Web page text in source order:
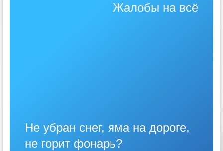
Жалобы на всё
Не убран снег, яма на дороге,
не горит фонарь?